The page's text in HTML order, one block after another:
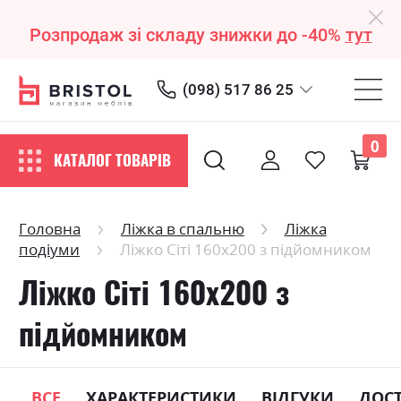
Розпродаж зі складу знижки до -40% тут
(098) 517 86 25
КАТАЛОГ ТОВАРІВ
0
Головна Ліжка в спальню
Ліжка
подіуми
Ліжко Сіті 160х200 з підйомником
Ліжко Сіті 160х200 з
підйомником